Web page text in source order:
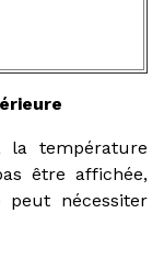
la température
être affichée,
peut nécessiter